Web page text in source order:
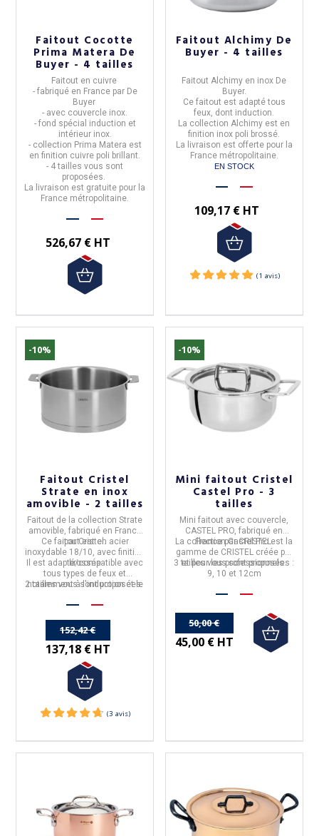
Faitout Cocotte
Prima Matera De
Buyer - 4 tailles
Faitout en cuivre
- fabriqué en Francepar De
Buyer
- avec couvercle inox.
- fond spécial induction et
intérieur inox.
- collection Prima Matera est
en finition cuivre poli brillant.
- 4 tailles vous sont
proposées.
La livraison est gratuite pour la
France métropolitaine.
526,67 € HT
Faitout Alchimy De
Buyer - 4 tailles
Faitout Alchimy en inox De
Buyer.
Ce faitout est adapté tous
feux, dont induction.
La collection Alchimy est en
finition inox poli brossé.
La livraison est offertepour la
France métropolitaine.
EN STOCK
109,17 € HT
-10%
Faitout Cristel
Strate en inox
amovible - 2 tailles
Faitout de la collection Strate
amovible, fabriqué en France
parCristel.
Ce faitout est en acier
inoxydable 18/10 , avec finition
brossée
Il est adapté/compatible avec
tous types de feux et
notamment à l'induction et le
2 tailles vous sont proposées.
152,42 €
137,18 € HT
-10%
Mini faitout Cristel
Castel Pro - 3
tailles
Mini faitout avec couvercle,
CASTEL PRO, fabriqué en
FranceparCRISTEL .
La collection Castel Pro est la
gamme de CRISTEL créée par
et pour les professionnels.
3 tailles vous sont proposées :
9, 10 et 12cm
50,00 €
45,00 € HT